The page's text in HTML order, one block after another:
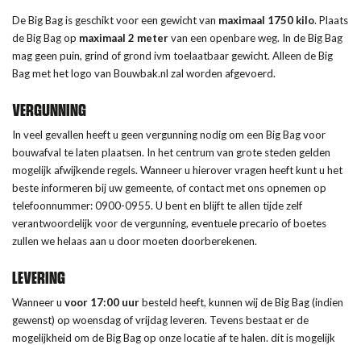
De Big Bag is geschikt voor een gewicht van maximaal 1750 kilo. Plaats
de Big Bag op maximaal 2 metervan een openbare weg. In de Big Bag
mag geen puin, grind of grond ivm toelaatbaar gewicht. Alleen de Big
Bag met het logo van Bouwbak.nl zal worden afgevoerd.
VERGUNNING
In veel gevallen heeft u geen vergunning nodig om een Big Bag voor
bouwafval te laten plaatsen. In het centrum van grote steden gelden
mogelijk afwijkende regels. Wanneer u hierover vragen heeft kunt u het
beste informeren bij uw gemeente, of contact met ons opnemen op
telefoonnummer: 0900-0955. U bent en blijft te allen tijde zelf
verantwoordelijk voor de vergunning, eventuele precario of boetes
zullen we helaas aan u door moeten doorberekenen.
LEVERING
Wanneer u voor 17:00 uurbesteld heeft, kunnen wij de Big Bag (indien
gewenst) op woensdag of vrijdag leveren. Tevens bestaat er de
mogelijkheid om de Big Bag op onze locatie af te halen. dit is mogelijk